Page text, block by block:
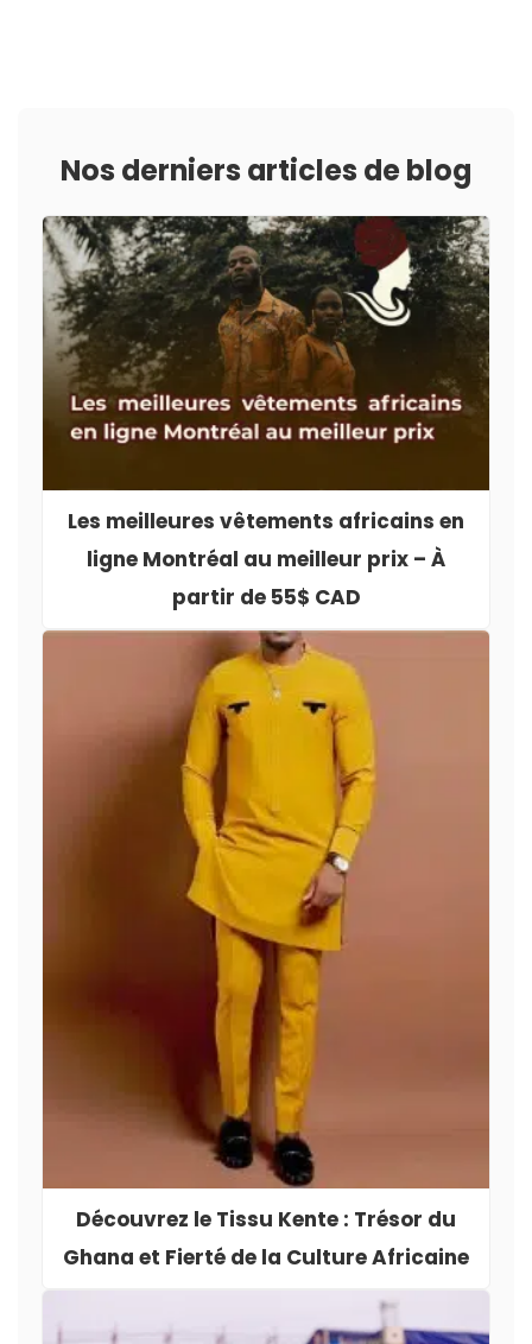
Nos derniers articles de blog
Les meilleures vêtements africains en
ligne Montréal au meilleur prix – À
partir de 55$ CAD
Découvrez le Tissu Kente : Trésor du
Ghana et Fierté de la Culture Africaine